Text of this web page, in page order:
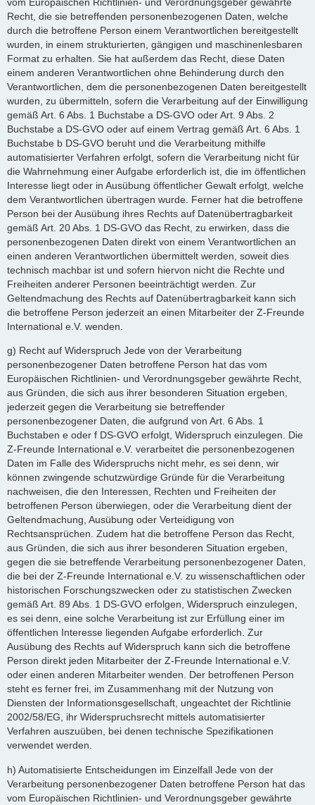
Recht, die sie betreffenden personenbezogenen Daten, welche
durch die betroffene Person einem Verantwortlichen bereitgestellt
wurden, in einem strukturierten, gängigen und maschinenlesbaren
Format zu erhalten. Sie hat außerdem das Recht, diese Daten
einem anderen Verantwortlichen ohne Behinderung durch den
Verantwortlichen, dem die personenbezogenen Daten bereitgestellt
wurden, zu übermitteln, sofern die Verarbeitung auf der Einwilligung
gemäß Art. 6 Abs. 1 Buchstabe a DS-GVO oder Art. 9 Abs. 2
Buchstabe a DS-GVO oder auf einem Vertrag gemäß Art. 6 Abs. 1
Buchstabe b DS-GVO beruht und die Verarbeitung mithilfe
automatisierter Verfahren erfolgt, sofern die Verarbeitung nicht für
die Wahrnehmung einer Aufgabe erforderlich ist, die im öffentlichen
Interesse liegt oder in Ausübung öffentlicher Gewalt erfolgt, welche
dem Verantwortlichen übertragen wurde. Ferner hat die betroffene
Person bei der Ausübung ihres Rechts auf Datenübertragbarkeit
gemäß Art. 20 Abs. 1 DS-GVO das Recht, zu erwirken, dass die
personenbezogenen Daten direkt von einem Verantwortlichen an
einen anderen Verantwortlichen übermittelt werden, soweit dies
technisch machbar ist und sofern hiervon nicht die Rechte und
Freiheiten anderer Personen beeinträchtigt werden. Zur
Geltendmachung des Rechts auf Datenübertragbarkeit kann sich
die betroffene Person jederzeit an einen Mitarbeiter der Z-Freunde
International e.V. wenden.
g) Recht auf Widerspruch Jede von der Verarbeitung
personenbezogener Daten betroffene Person hat das vom
Europäischen Richtlinien- und Verordnungsgeber gewährte Recht,
aus Gründen, die sich aus ihrer besonderen Situation ergeben,
jederzeit gegen die Verarbeitung sie betreffender
personenbezogener Daten, die aufgrund von Art. 6 Abs. 1
Buchstaben e oder f DS-GVO erfolgt, Widerspruch einzulegen. Die
Z-Freunde International e.V. verarbeitet die personenbezogenen
Daten im Falle des Widerspruchs nicht mehr, es sei denn, wir
können zwingende schutzwürdige Gründe für die Verarbeitung
nachweisen, die den Interessen, Rechten und Freiheiten der
betroffenen Person überwiegen, oder die Verarbeitung dient der
Geltendmachung, Ausübung oder Verteidigung von
Rechtsansprüchen. Zudem hat die betroffene Person das Recht,
aus Gründen, die sich aus ihrer besonderen Situation ergeben,
gegen die sie betreffende Verarbeitung personenbezogener Daten,
die bei der Z-Freunde International e.V. zu wissenschaftlichen oder
historischen Forschungszwecken oder zu statistischen Zwecken
gemäß Art. 89 Abs. 1 DS-GVO erfolgen, Widerspruch einzulegen,
es sei denn, eine solche Verarbeitung ist zur Erfüllung einer im
öffentlichen Interesse liegenden Aufgabe erforderlich. Zur
Ausübung des Rechts auf Widerspruch kann sich die betroffene
Person direkt jeden Mitarbeiter der Z-Freunde International e.V.
oder einen anderen Mitarbeiter wenden. Der betroffenen Person
steht es ferner frei, im Zusammenhang mit der Nutzung von
Diensten der Informationsgesellschaft, ungeachtet der Richtlinie
2002/58/EG, ihr Widerspruchsrecht mittels automatisierter
Verfahren auszuüben, bei denen technische Spezifikationen
verwendet werden.
h) Automatisierte Entscheidungen im Einzelfall Jede von der
Verarbeitung personenbezogener Daten betroffene Person hat das
vom Europäischen Richtlinien- und Verordnungsgeber gewährte